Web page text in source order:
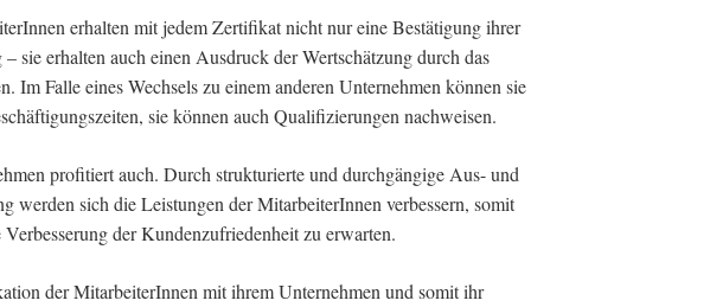
erhalten mit jedem Zertifikat nicht nur eine Bestätigung ihrer
sie erhalten auch einen Ausdruck der Wertschätzung durch das
Im Falle eines Wechsels zu einem anderen Unternehmen können sie
sie können auch Qualifizierungen nachweisen.
profitiert auch. Durch strukturierte und durchgängige Aus- und
werden sich die Leistungen der MitarbeiterInnen verbessern, somit
Verbesserung der Kundenzufriedenheit zu erwarten.
der MitarbeiterInnen mit ihrem Unternehmen und somit ihr